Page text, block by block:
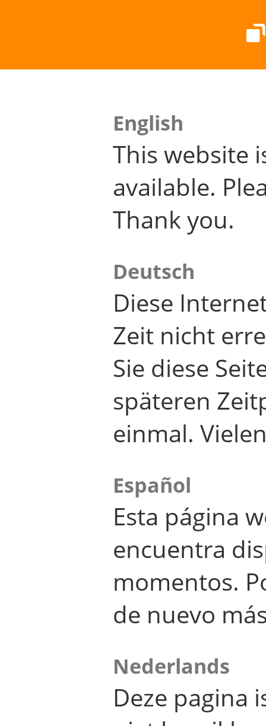
English
This website
available.
Thank you.
Deutsch
Diese
Zeit nicht
Sie diese
späteren
einmal.
Español
Esta página
encuentra
momentos.
de nuevo
Nederlands
Deze pagina